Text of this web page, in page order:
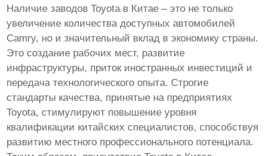
Наличие заводов Toyota в Китае – это не только
увеличение количества доступных автомобилей
Camry, но и значительный вклад в экономику страны.
Это создание рабочих мест, развитие
инфраструктуры, приток иностранных инвестиций и
передача технологического опыта. Строгие
стандарты качества, принятые на предприятиях
Toyota, стимулируют повышение уровня
квалификации китайских специалистов, способствуя
развитию местного профессионального потенциала.